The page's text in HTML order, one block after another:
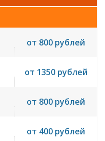
от 800 рублей
от 1350 рублей
от 800 рублей
от 400 рублей